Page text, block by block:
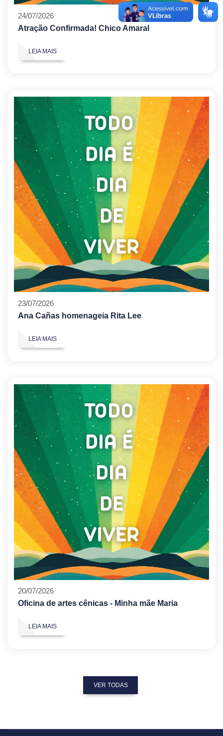
24/07/2026
Atração Confirmada! Chico Amaral
LEIA MAIS
23/07/2026
Ana Cañas homenageia Rita Lee
LEIA MAIS
20/07/2026
Oficina de artes cênicas - Minha mãe Maria
LEIA MAIS
VER TODAS